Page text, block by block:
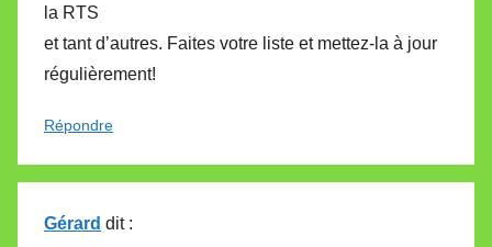
la RTS
et tant d’autres. Faites votre liste et mettez-la à jour
régulièrement!
Répondre
Gérard dit :